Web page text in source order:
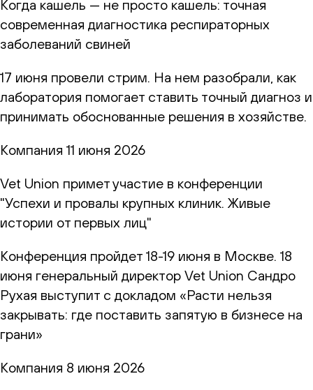
Когда кашель — не просто кашель: точная
современная диагностика респираторных
заболеваний свиней
17 июня провели стрим. На нем разобрали, как
лаборатория помогает ставить точный диагноз и
принимать обоснованные решения в хозяйстве.
Компания 11 июня 2026
Vet Union примет участие в конференции
"Успехи и провалы крупных клиник. Живые
истории от первых лиц"
Конференция пройдет 18-19 июня в Москве. 18
июня генеральный директор Vet Union Сандро
Рухая выступит с докладом «Расти нельзя
закрывать: где поставить запятую в бизнесе на
грани»
Компания 8 июня 2026